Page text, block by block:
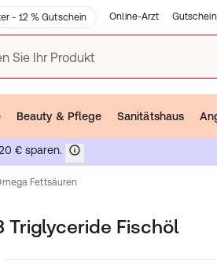
- 12 % Gutschein Online-Arzt
Sie Ihr Produkt
Beauty & Pflege Sanitätshaus
€ sparen.
Fettsäuren
Triglyceride Fischöl